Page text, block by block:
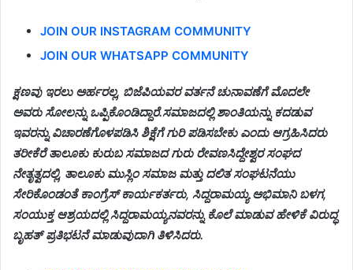
JOIN OUR INSTAGRAM COMMUNITY
JOIN OUR WHATSAPP COMMUNITY
ಕ್ಷಣವು ಇರಲು ಅರ್ಹರಲ್ಲ, ಬಿಜೆಪಿಯವರ ವರ್ತನೆ ಚುನಾವಣೆಗೆ ಮೊದಲೇ
ಅವರು ಸೋಲನ್ನು ಒಪ್ಪಿಕೊಂಡಿದ್ದಾರೆ.ಸಮಾಜದಲ್ಲಿ ಶಾಂತಿಯನ್ನು ಕದಡುವ
ಇವರನ್ನು ವಿಚಾರಣೆಗೊಳಪಡಿಸಿ ಶಿಕ್ಷೆಗೆ ಗುರಿ ಪಡಿಸಬೇಕು ಎಂದು ಆಗ್ರಹಿಸಿದರು
ತರೀಕೆರೆ ತಾಲೂಕು ಕುರುಬ ಸಮಾಜದ ಗುರುರೇವಣಸಿದ್ದೇಶ್ವರ ಸಂಘದ
ನೇತೃತ್ವದಲ್ಲಿ, ತಾಲೂಕು ಮುಸ್ಲಿಂ ಸಮಾಜ ಮತ್ತು ದಲಿತ ಸಂಘಟನೆಯು
ಸೇರಿಕೊಂಡಂತೆ ಕಾಂಗ್ರೆಸ್ ಕಾರ್ಯಕರ್ತರು, ಸಿದ್ದರಾಮಯ್ಯ ಅಭಿಮಾನಿ ಬಳಗ,
ಸಂಯುಕ್ತ ಆಶ್ರಯದಲ್ಲಿ ಸಿದ್ದರಾಮಯ್ಯನವರನ್ನು ಕೊಲೆ ಮಾಡುವ ಹೇಳಿಕೆ ವಿರುದ್ಧ
ಬೃಹತ್ ಪ್ರತಿಭಟನೆ ಮಾಡುವುದಾಗಿ ತಿಳಿಸಿದರು.